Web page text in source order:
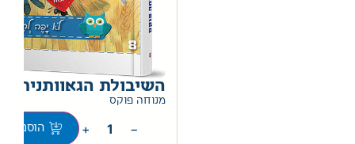
השיבולת הגאוותנית
מנוחה פוקס
−
+ הוספה